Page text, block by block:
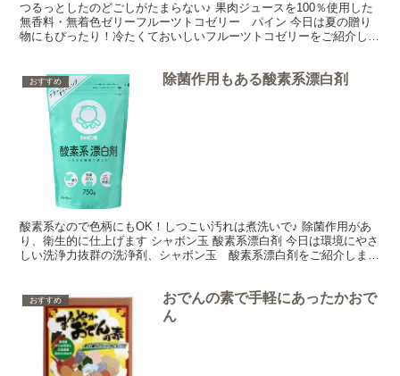
つるっとしたのどごしがたまらない♪ 果肉ジュースを100％使用した
無香料・無着色ゼリーフルーツトコゼリー パイン 今日は夏の贈り
物にもぴったり！冷たくておいしいフルーツトコゼリーをご紹介しま
おすすめ 除菌作用もある酸素系漂白剤
酸素系なので色柄にもOK！しつこい汚れは煮洗いで♪ 除菌作用があ
り、衛生的に仕上げます シャボン玉 酸素系漂白剤 今日は環境にやさ
しい洗浄力抜群の洗浄剤、シャボン玉 酸素系漂白剤をご紹介しまー
おすすめ
おでんの素で手軽にあったかおで
ん